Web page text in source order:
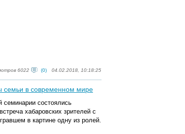
6022 (0) 04.02.2018, 10:18:25
семьи в современном мире
семинарии состоялись
хабаровских зрителей с
в картине одну из ролей.